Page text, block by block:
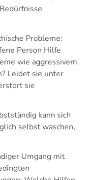
Probleme:
Person Hilfe
wie aggressivem
Leidet sie unter
sie
kann sich
selbst waschen,
Umgang mit